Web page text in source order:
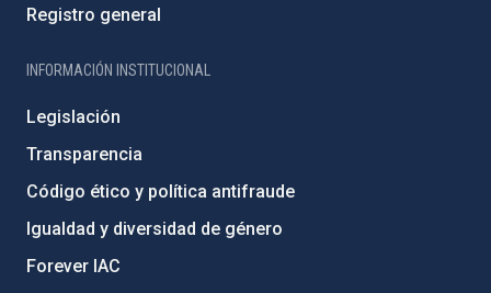
Registro general
INFORMACIÓN INSTITUCIONAL
Legislación
Transparencia
Código ético y política antifraude
Igualdad y diversidad de género
Forever IAC